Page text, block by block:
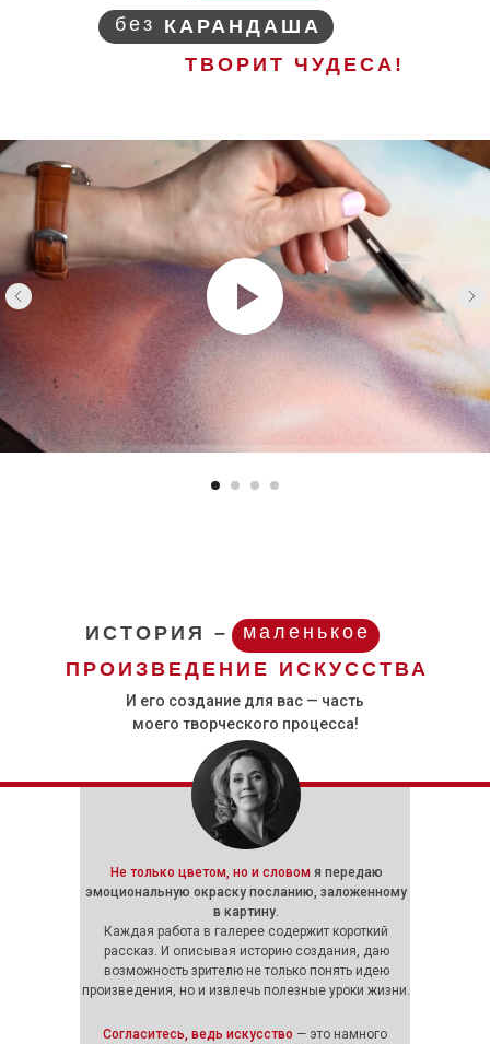
ТВОРИТ ЧУДЕСА!
без КАРАНДАША
ИСТОРИЯ –
маленькое
ПРОИЗВЕДЕНИЕ ИСКУССТВА
Не только цветом, но и словом я передаю
эмоциональную окраску посланию, заложенному
в картину.
Каждая работа в галерее содержит короткий
рассказ. И описывая историю создания, даю
возможность зрителю не только понять идею
произведения, но и извлечь полезные уроки жизни.
Согласитесь, ведь искусство — это намного
И его создание для вас — часть
моего творческого процесса!